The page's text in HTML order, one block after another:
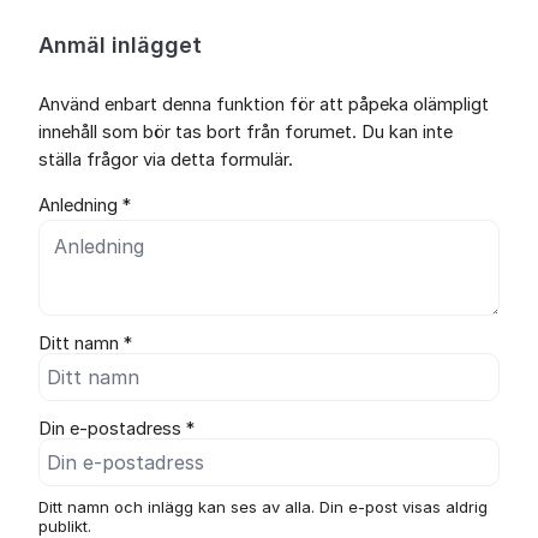
Anmäl inlägget
Använd enbart denna funktion för att påpeka olämpligt
innehåll som bör tas bort från forumet. Du kan inte
ställa frågor via detta formulär.
Anledning *
Ditt namn *
Din e-postadress *
Ditt namn och inlägg kan ses av alla. Din e-post visas aldrig
publikt.